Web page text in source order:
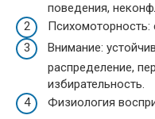
поведения,
Психомоторность:
Внимание:
распределение,
избирательность.
Физиология